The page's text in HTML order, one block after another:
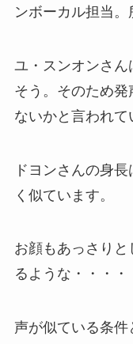
ンボーカル担当
ユ・スンオンさん
そう。そのため発
ないかと言われて
ドヨンさんの身
く似ています。
お顔もあっさり
るような・・・・
声が似ている条